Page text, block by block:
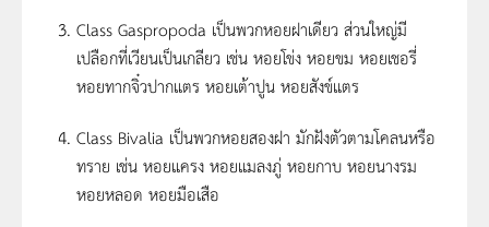
Class Gaspropoda เป็นพวกหอยฝาเดียว ส่วนใหญ่มี
เปลือกที่เวียนเป็นเกลียว เช่น หอยโข่ง หอยขม หอยเชอรี่
หอยทากจิ๋วปากแตร หอยเต้าปูน หอยสังข์แตร
Class Bivalia เป็นพวกหอยสองฝา มักฝังตัวตามโคลนหรือ
ทราย เช่น หอยแครง หอยแมลงภู่ หอยกาบ หอยนางรม
หอยหลอด หอยมือเสือ